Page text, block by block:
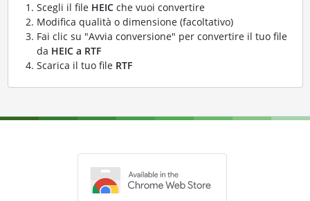
Scegli il file HEICche vuoi convertire
Modifica qualità o dimensione (facoltativo)
Fai clic su "Avvia conversione" per convertire il tuo file
da HEIC a RTF
Scarica il tuo file RTF